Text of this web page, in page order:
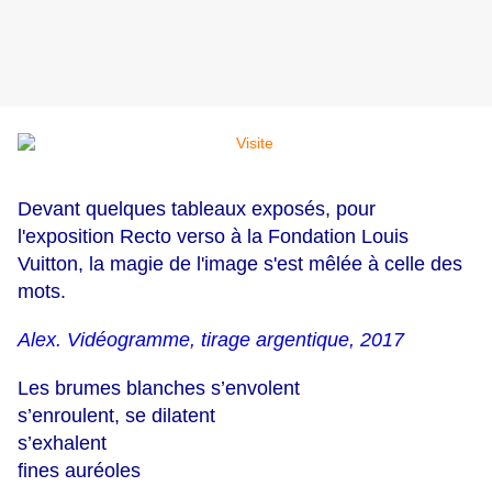
Devant quelques tableaux exposés, pour
l'exposition Recto verso à la Fondation Louis
Vuitton, la magie de l'image s'est mêlée à celle des
mots.
Alex. Vidéogramme, tirage argentique, 2017
Les brumes blanches s’envolent
s’enroulent, se dilatent
s’exhalent
fines auréoles